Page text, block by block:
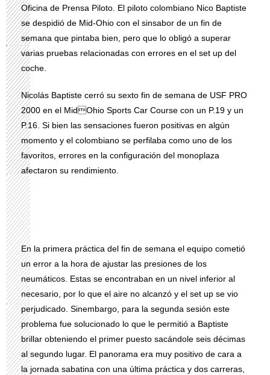
Oficina de Prensa Piloto. El piloto colombiano Nico Baptiste
se despidió de Mid-Ohio con el sinsabor de un fin de
semana que pintaba bien, pero que lo obligó a superar
varias pruebas relacionadas con errores en el set up del
coche.
Nicolás Baptiste cerró su sexto fin de semana de USF PRO
2000 en el MidOhio Sports Car Course con un P.19 y un
P.16. Si bien las sensaciones fueron positivas en algún
momento y el colombiano se perfilaba como uno de los
favoritos, errores en la configuración del monoplaza
afectaron su rendimiento.
En la primera práctica del fin de semana el equipo cometió
un error a la hora de ajustar las presiones de los
neumáticos. Estas se encontraban en un nivel inferior al
necesario, por lo que el aire no alcanzó y el set up se vio
perjudicado. Sinembargo, para la segunda sesión este
problema fue solucionado lo que le permitió a Baptiste
brillar obteniendo el primer puesto sacándole seis décimas
al segundo lugar. El panorama era muy positivo de cara a
la jornada sabatina con una última práctica y dos carreras,